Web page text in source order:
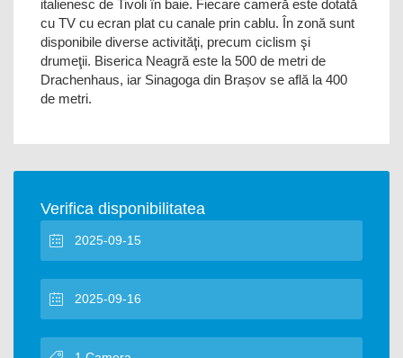
italienesc de Tivoli în baie. Fiecare cameră este dotată
cu TV cu ecran plat cu canale prin cablu. În zonă sunt
disponibile diverse activităţi, precum ciclism şi
drumeţii. Biserica Neagră este la 500 de metri de
Drachenhaus, iar Sinagoga din Brașov se află la 400
de metri.
Verifica disponibilitatea